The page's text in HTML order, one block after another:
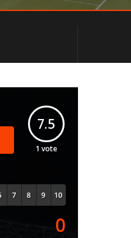
7.5
1 vote
0